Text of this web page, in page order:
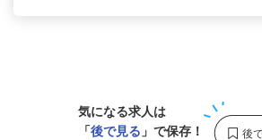
気になる求人は
「後で見る 」で保存！